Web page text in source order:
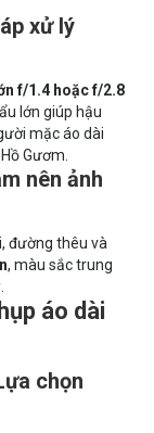
xử lý
f/1.4 hoặc f/2.8
lớn giúp hậu
mặc áo dài
Gươm.
nên ảnh
đường thêu và
, màu sắc trung
áo dài
chọn